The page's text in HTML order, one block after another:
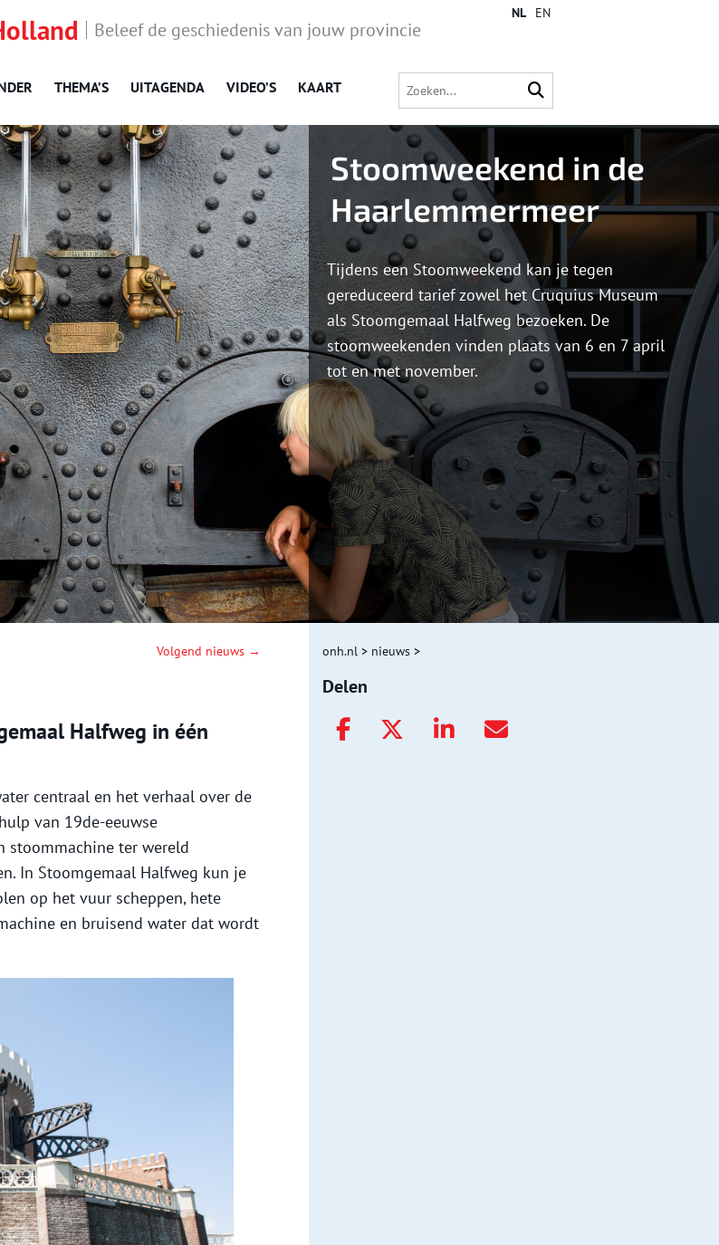
Beleef de geschiedenis van jouw provincie
THEMA’S UITAGENDA VIDEO’S KAART
NL EN
Stoomweekend in de
Haarlemmermeer
Tijdens een Stoomweekend kan je tegen
gereduceerd tarief zowel het Cruquius Museum
als Stoomgemaal Halfweg bezoeken. De
stoomweekenden vinden plaats van 6 en 7 april
tot en met november.
Volgend nieuws →
Halfweg in één
centraal en het verhaal over de
van 19de-eeuwse
stoommachine ter wereld
In Stoomgemaal Halfweg kun je
op het vuur scheppen, hete
en bruisend water dat wordt
onh.nl > nieuws >
Delen